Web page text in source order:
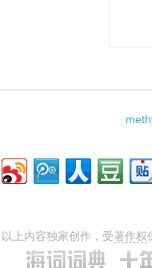
资料：
以上内容独家创作，受著作权